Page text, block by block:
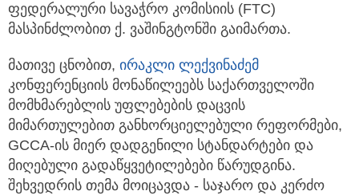
ფედერალური სავაჭრო კომისიის (FTC)
მასპინძლობით ქ. ვაშინგტონში გაიმართა.
მათივე ცნობით, ირაკლი ლექვინაძემ
კონფერენციის მონაწილეებს საქართველოში
მომხმარებლის უფლებების დაცვის
მიმართულებით განხორციელებული რეფორმები,
GCCA-ის მიერ დადგენილი სტანდარტები და
მიღებული გადაწყვეტილებები წარუდგინა.
შეხვედრის თემა მოიცავდა - საჯარო და კერძო